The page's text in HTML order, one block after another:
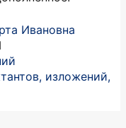
Ивановна
изложений,